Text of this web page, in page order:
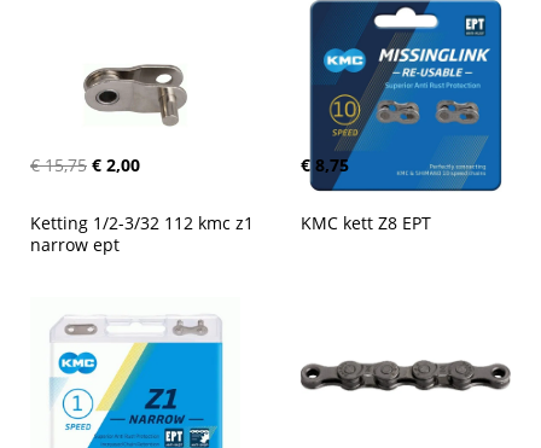
€ 15,75 € 2,00 € 8,75
Ketting 1/2-3/32 112 kmc z1
narrow ept
KMC kett Z8 EPT